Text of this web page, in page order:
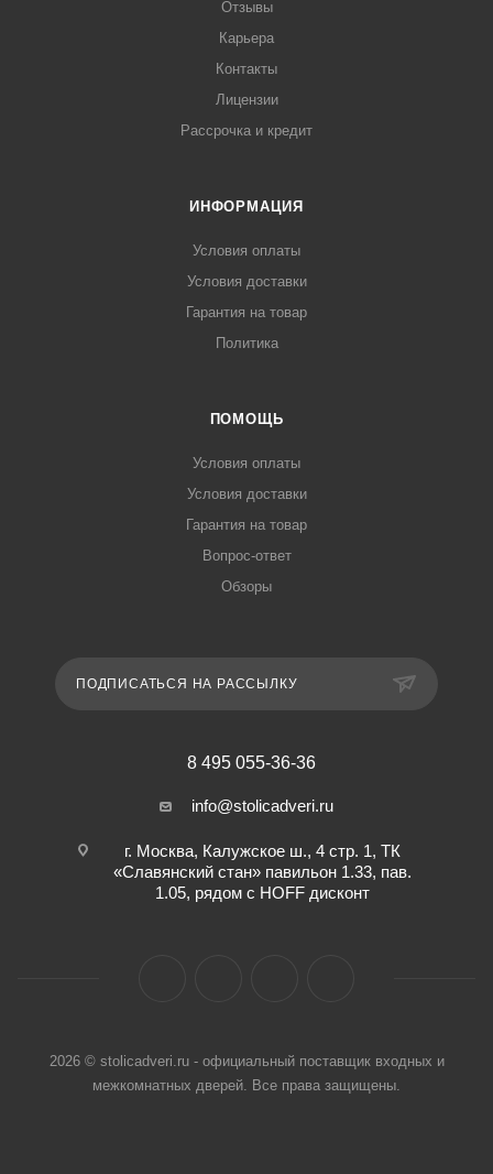
Отзывы
Карьера
Контакты
Лицензии
Рассрочка и кредит
ИНФОРМАЦИЯ
Условия оплаты
Условия доставки
Гарантия на товар
Политика
ПОМОЩЬ
Условия оплаты
Условия доставки
Гарантия на товар
Вопрос-ответ
Обзоры
ПОДПИСАТЬСЯ НА РАССЫЛКУ
8 495 055-36-36
info@stolicadveri.ru
г. Москва, Калужское ш., 4 стр. 1, ТК
«Славянский стан» павильон 1.33, пав.
1.05, рядом с HOFF дисконт
2026 © stolicadveri.ru - официальный поставщик входных и
межкомнатных дверей. Все права защищены.